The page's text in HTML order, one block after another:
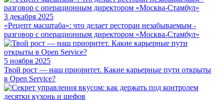
3 декабря 2025
«Рецепт масштаба»: что делает ресторан незабываемым -
разговор с операционным директором «Москва-Стамбул»
5 ноября 2025
Твой рост — наш приоритет. Какие карьерные пути открыты
в Open Service?